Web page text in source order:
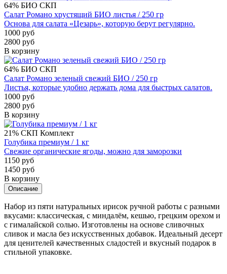
64% БИО СКП
Салат Романо хрустящий БИО листья / 250 гр
Основа для салата «Цезарь», которую берут регулярно.
1000 руб
2800 руб
В корзину
64% БИО СКП
Салат Романо зеленый свежий БИО / 250 гр
Листья, которые удобно держать дома для быстрых салатов.
1000 руб
2800 руб
В корзину
21% СКП Комплект
Голубика премиум / 1 кг
Свежие органические ягоды, можно для заморозки
1150 руб
1450 руб
В корзину
Описание
Набор из пяти натуральных ирисок ручной работы с разными
вкусами: классическая, с миндалём, кешью, грецким орехом и
с гималайской солью. Изготовлены на основе сливочных
сливок и масла без искусственных добавок. Идеальный десерт
для ценителей качественных сладостей и вкусный подарок в
стильной упаковке.